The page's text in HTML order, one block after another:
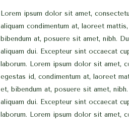
Lorem ipsum dolor sit amet,
aliquam condimentum at, laoreet
bibendum at, posuere sit amet, nibh.
aliquam dui. Excepteur sint occaecat
laborum. Lorem ipsum dolor sit amet,
egestas id, condimentum at, laoreet
et, bibendum at, posuere sit amet,
aliquam dui. Excepteur sint occaecat
laborum. Lorem ipsum dolor sit amet,